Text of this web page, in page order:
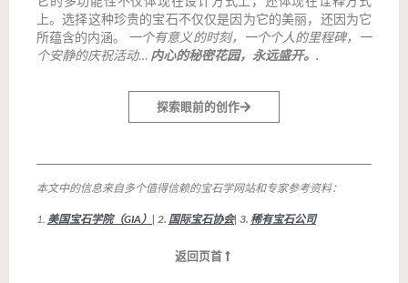
上。选择这种珍贵的宝石不仅仅是因为它的美丽，还因为它
所蕴含的内涵。 一个有意义的时刻，一个个人的里程碑，一
个安静的庆祝活动… 内心的秘密花园，永远盛开。.
探索眼前的创作
本文中的信息来自多个值得信赖的宝石学网站和专家参考资料：
1. 美国宝石学院（GIA） | 2. 国际宝石协会| 3. 稀有宝石公司
返回页首